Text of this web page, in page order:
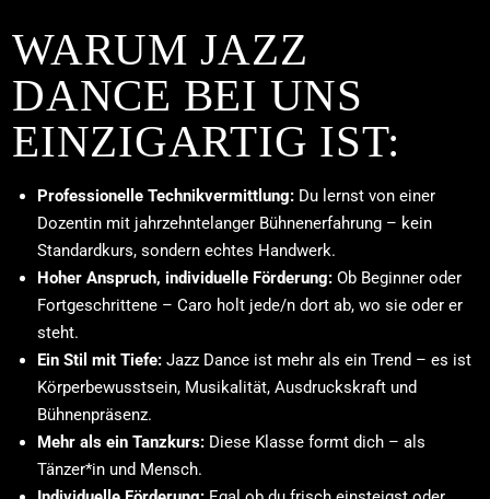
WARUM JAZZ
DANCE BEI UNS
EINZIGARTIG IST:
Professionelle Technikvermittlung:Du lernst von einer
Dozentin mit jahrzehntelanger Bühnenerfahrung – kein
Standardkurs, sondern echtes Handwerk.
Hoher Anspruch, individuelle Förderung:Ob Beginner oder
Fortgeschrittene – Caro holt jede/n dort ab, wo sie oder er
steht.
Ein Stil mit Tiefe:Jazz Dance ist mehr als ein Trend – es ist
Körperbewusstsein, Musikalität, Ausdruckskraft und
Bühnenpräsenz.
Mehr als ein Tanzkurs:Diese Klasse formt dich – als
Tänzer*in und Mensch.